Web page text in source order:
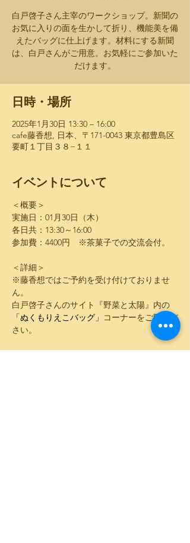
白戸啓子さん主宰のワークショップ。新聞の
お気に入りの面を生かして折り、機能美を備
えたバッグに仕上げます。材料にする新聞
は、白戸さんがご用意。お気軽にご参加いた
だけます。
日時・場所
2025年1月30日 13:30 – 16:00
cafe藤香想, 日本、〒171-0043 東京都豊島区
要町１丁目３８−１１
イベントについて
＜概要＞
実施日：01月30日（木）
各日共：13:30～16:00
参加費：4400円　※茶菓子での交流会付。
＜詳細＞
※藤香想ではご予約を受け付けておりませ
ん。
白戸啓子さんのサイト『野菜と太陽』内の
「ぬくもりえこバッグ」 コーナーをご覧くだ
さい。